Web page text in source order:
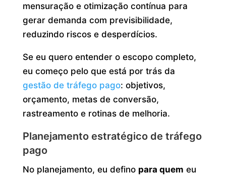
mensuração e otimização contínua para
gerar demanda com previsibilidade,
reduzindo riscos e desperdícios.
Se eu quero entender o escopo completo,
eu começo pelo que está por trás da
gestão de tráfego pago: objetivos,
orçamento, metas de conversão,
rastreamento e rotinas de melhoria.
Planejamento estratégico de tráfego
pago
No planejamento, eu defino para quem eu